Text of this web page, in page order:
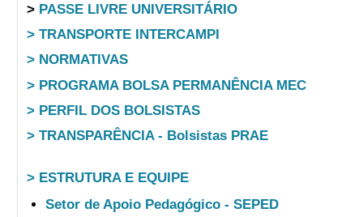
> PASSE LIVRE UNIVERSITÁRIO
> TRANSPORTE INTERCAMPI
> NORMATIVAS
> PROGRAMA BOLSA PERMANÊNCIA MEC
> PERFIL DOS BOLSISTAS
> TRANSPARÊNCIA - Bolsistas PRAE
> ESTRUTURA E EQUIPE
Setor de Apoio Pedagógico - SEPED